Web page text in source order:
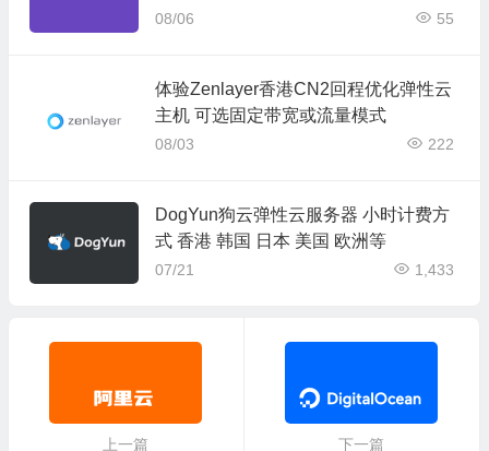
议
08/06 55
体验Zenlayer香港CN2回程优化弹性云
主机 可选固定带宽或流量模式
08/03 222
DogYun狗云弹性云服务器 小时计费方
式 香港 韩国 日本 美国 欧洲等
07/21 1,433
上一篇 下一篇